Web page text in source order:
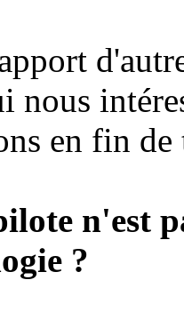
nous
en fin de
n'est
?